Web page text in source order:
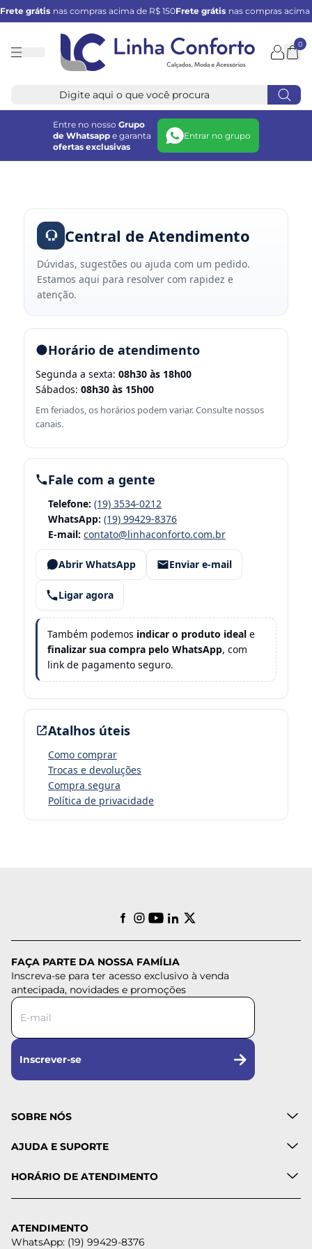
Frete grátis nas compras acima de R$ 150Frete grátis nas compras acima
Linha
0
Entre no nosso Grupo
de Whatsapp e garanta
ofertas exclusivas
Entrar no grupo
Central de Atendimento
Dúvidas, sugestões ou ajuda com um pedido.
Estamos aqui para resolver com rapidez e
atenção.
Horário de atendimento
Segunda a sexta: 08h30 às 18h00
Sábados: 08h30 às 15h00
Em feriados, os horários podem variar. Consulte nossos
canais.
Fale com a gente
Telefone: (19) 3534-0212
WhatsApp: (19) 99429-8376
E-mail: contato@linhaconforto.com.br
Abrir WhatsApp Enviar e-mail
Ligar agora
Também podemos indicar o produto ideal e
finalizar sua compra pelo WhatsApp, com
link de pagamento seguro.
Atalhos úteis
Como comprar
Trocas e devoluções
Compra segura
Política de privacidade
FAÇA PARTE DA NOSSA FAMÍLIA
Inscreva-se para ter acesso exclusivo à venda
antecipada, novidades e promoções
Inscrever-se
SOBRE NÓS
AJUDA E SUPORTE
HORÁRIO DE ATENDIMENTO
ATENDIMENTO
WhatsApp: (19) 99429-8376